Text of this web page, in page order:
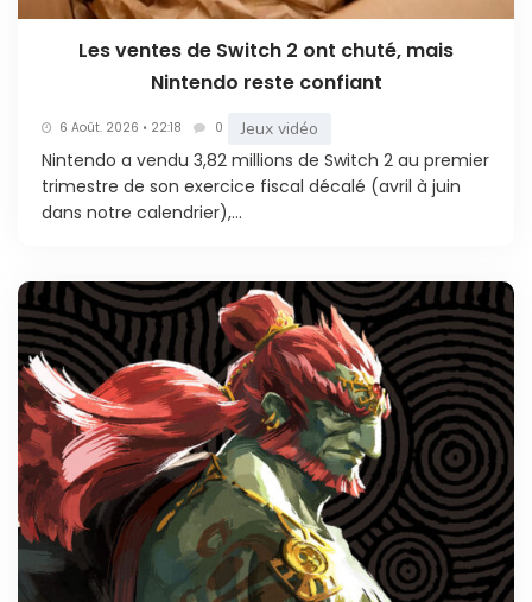
Les ventes de Switch 2 ont chuté, mais
Nintendo reste confiant
6 Août. 2026 • 22:18 0 Jeux vidéo
Nintendo a vendu 3,82 millions de Switch 2 au premier
trimestre de son exercice fiscal décalé (avril à juin
dans notre calendrier),...